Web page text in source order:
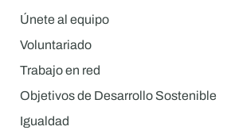
Únete al equipo
Voluntariado
Trabajo en red
Objetivos de Desarrollo Sostenible
Igualdad